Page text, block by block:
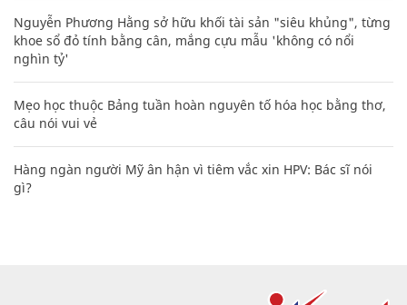
Nguyễn Phương Hằng sở hữu khối tài sản "siêu khủng", từng
khoe sổ đỏ tính bằng cân, mắng cựu mẫu 'không có nổi
nghìn tỷ'
Mẹo học thuộc Bảng tuần hoàn nguyên tố hóa học bằng thơ,
câu nói vui vẻ
Hàng ngàn người Mỹ ân hận vì tiêm vắc xin HPV: Bác sĩ nói
gì?